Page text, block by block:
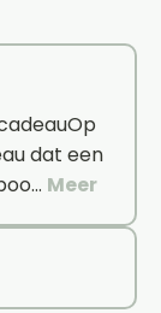
dat een
Meer